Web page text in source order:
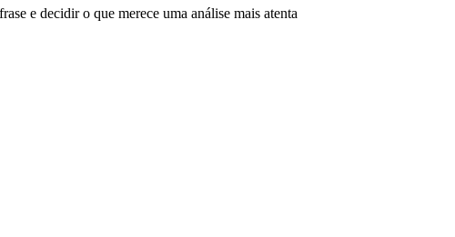
e decidir o que merece uma análise mais atenta